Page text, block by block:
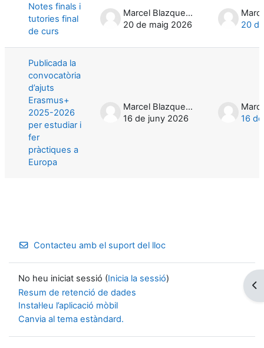
Notes finals i
tutories final
de curs
Marcel Blazquez Mañé
20 de maig 2026
20
Publicada la
convocatòria
d’ajuts
Erasmus+
2025-2026
per estudiar i
fer
pràctiques a
Europa
Marcel Blazquez Mañé
16 de juny 2026
16
Contacteu amb el suport del lloc
No heu iniciat sessió (Inicia la sessió)
Resum de retenció de dades
Instal·leu l’aplicació mòbil
Canvia al tema estàndard.